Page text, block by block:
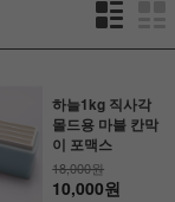
하늘1kg 직사각
몰드용 마블 칸막
이 포맥스
18,000원
10,000원